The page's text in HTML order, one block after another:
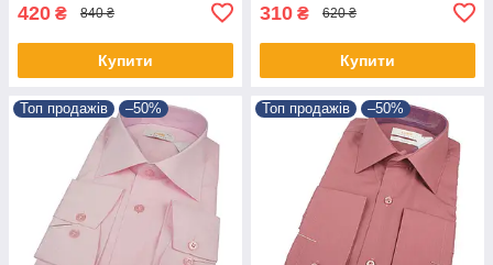
420 ₴ 840 ₴
Купити
310 ₴ 620 ₴
Купити
Топ продажів –50% Топ продажів –50%